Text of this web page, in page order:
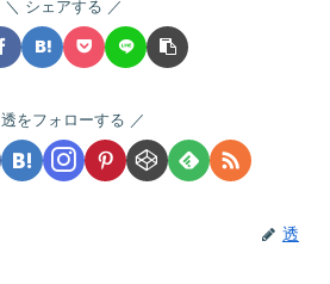
シェアする
透をフォローする
透